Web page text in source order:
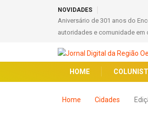
NOVIDADES
Aniversário de 301 anos do
autoridades e comunidade
HOME
Home Cidades